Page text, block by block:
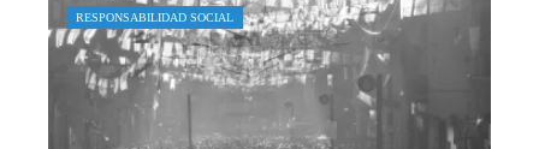
RESPONSABILIDAD SOCIAL